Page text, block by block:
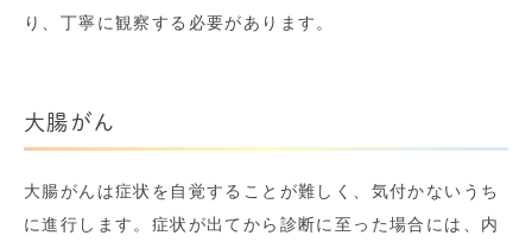
り、丁寧に観察する必要があります。
大腸がん
大腸がんは症状を自覚することが難しく、気付かないうち
に進行します。症状が出てから診断に至った場合には、内